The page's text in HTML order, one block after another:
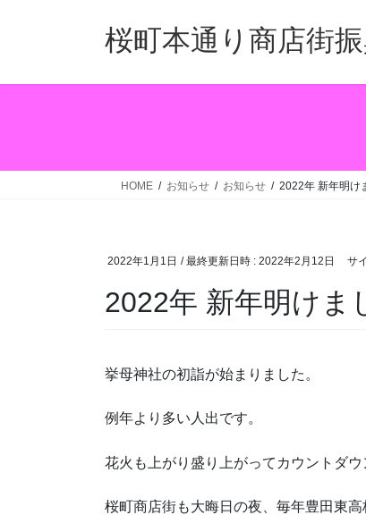
桜町本通り商店街
HOME お知らせ お知らせ 2022年 新年明け
2022年1月1日 / 最終更新日時 : 2022年2月12日 サ
2022年 新年明けま
挙母神社の初詣が始まりました。
例年より多い人出です。
花火も上がり盛り上がってカウントダウ
桜町商店街も大晦日の夜、毎年豊田東